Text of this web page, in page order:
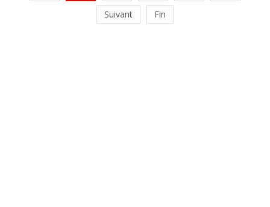
Suivant
Fin